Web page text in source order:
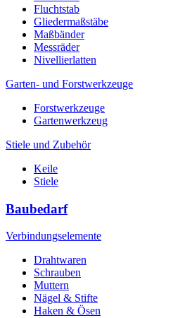
Fluchtstab
Gliedermaßstäbe
Maßbänder
Messräder
Nivellierlatten
Garten- und Forstwerkzeuge
Forstwerkzeuge
Gartenwerkzeug
Stiele und Zubehör
Keile
Stiele
Baubedarf
Verbindungselemente
Drahtwaren
Schrauben
Muttern
Nägel & Stifte
Haken & Ösen